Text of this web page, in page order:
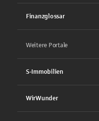
Finanzglossar
Weitere Portale
S-Immobilien
WirWunder